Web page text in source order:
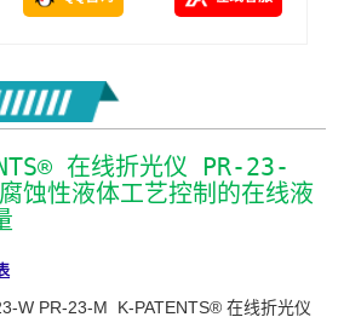
在线折光仪 PR-23-
蚀性液体工艺控制的在线液
W PR-23-M K‑PATENTS® 在线折光仪